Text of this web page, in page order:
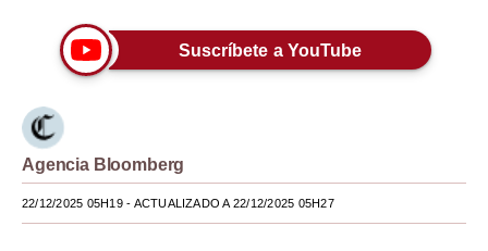
Moda
Mundo
Suscríbete a YouTube
Agencia Bloomberg
22/12/2025 05H19- ACTUALIZADO A 22/12/2025 05H27